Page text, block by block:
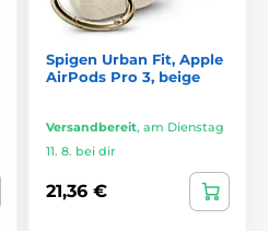
Spigen Urban Fit, Apple
AirPods Pro 3, beige
Versandbereit, am Dienstag
11. 8. bei dir
21,36 €